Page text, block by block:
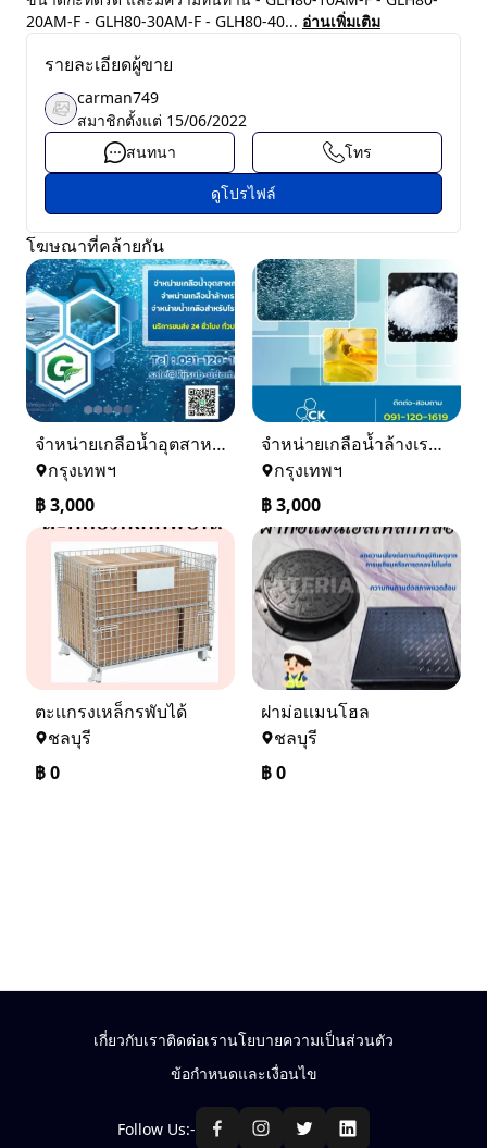
20AM-F - GLH80-30AM-F - GLH80-40... อ่านเพิ่มเติม
รายละเอียดผู้ขาย
carman749
สมาชิกตั้งแต่ 15/06/2022
สนทนา
โทร
ดูโปรไฟล์
โฆษณาที่คล้ายกัน
จำหน่ายเกลือน้ำอุตสาหกรรม เกลือน้ำล้างเรซิ่น
กรุงเทพฯ
฿3,000
จำหน่ายเกลือน้ำล้างเรซิ่น จำหน่ายเกลือน้ำอุตสาหกรรม
กรุงเทพฯ
฿3,000
ตะเเกรงเหล็กรพับได้
ชลบุรี
฿0
ฝาม่อเเมนโฮล
ชลบุรี
฿0
เกี่ยวกับเราติดต่อเรานโยบายความเป็นส่วนตัว
ข้อกำหนดและเงื่อนไข
Follow Us:-